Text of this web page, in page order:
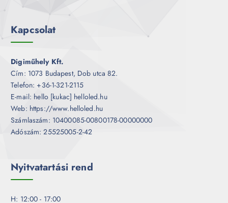
Kapcsolat
Digiműhely Kft.
Cím: 1073 Budapest, Dob utca 82.
Telefon: +36-1-321-2115
E-mail: hello [kukac] helloled.hu
Web: https://www.helloled.hu
Számlaszám: 10400085-00800178-00000000
Adószám: 25525005-2-42
Nyitvatartási rend
H: 12:00 - 17:00